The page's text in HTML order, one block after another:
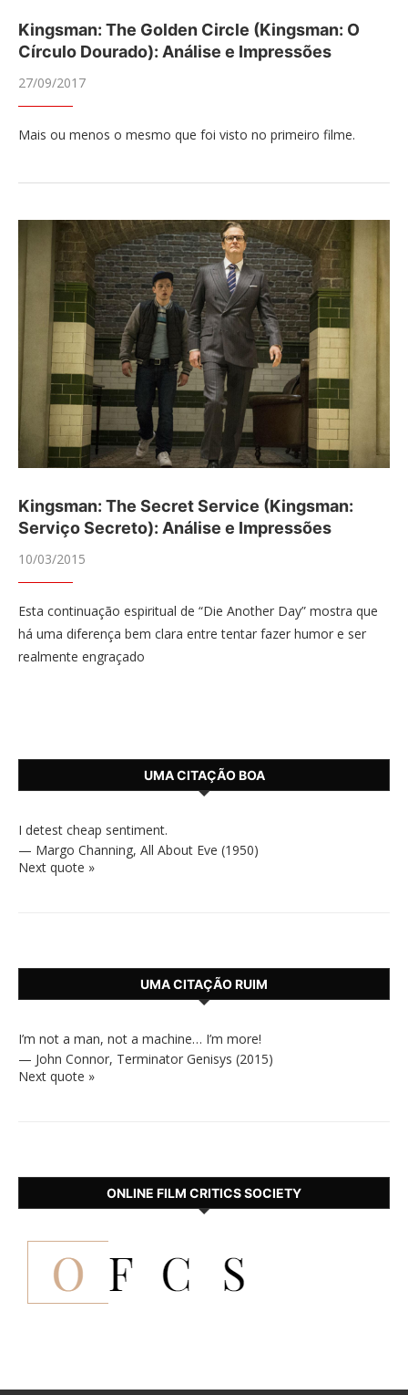
Kingsman: The Golden Circle (Kingsman: O
Círculo Dourado): Análise e Impressões
27/09/2017
Mais ou menos o mesmo que foi visto no primeiro filme.
Kingsman: The Secret Service (Kingsman:
Serviço Secreto): Análise e Impressões
10/03/2015
Esta continuação espiritual de “Die Another Day” mostra que
há uma diferença bem clara entre tentar fazer humor e ser
realmente engraçado
UMA CITAÇÃO BOA
I detest cheap sentiment.
— Margo Channing, All About Eve (1950)
Next quote »
UMA CITAÇÃO RUIM
I’m not a man, not a machine… I’m more!
— John Connor, Terminator Genisys (2015)
Next quote »
ONLINE FILM CRITICS SOCIETY